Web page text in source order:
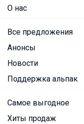
О нас
Все предложения
Анонсы
Новости
Поддержка альпак
Самое выгодное
Хиты продаж